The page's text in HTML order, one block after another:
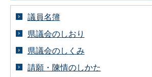
議員名簿
県議会のしおり
県議会のしくみ
請願・陳情のしかた